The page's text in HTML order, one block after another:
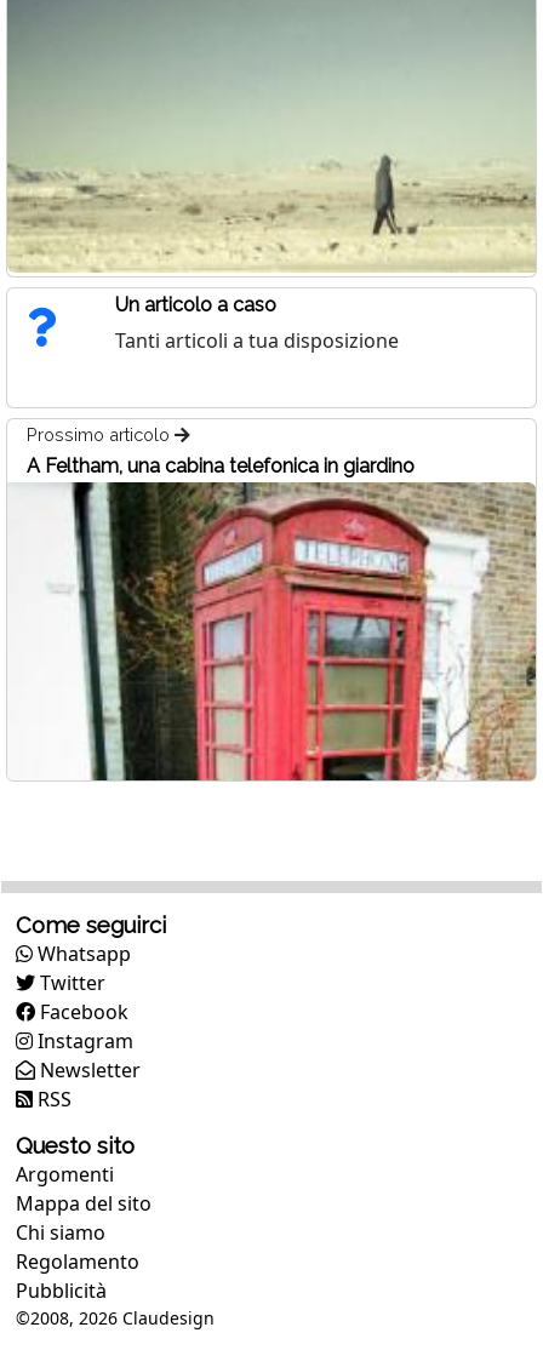
Un articolo a caso
Tanti articoli a tua disposizione
Prossimo articolo
A Feltham, una cabina telefonica in giardino
Come seguirci
Whatsapp
Twitter
Facebook
Instagram
Newsletter
RSS
Questo sito
Argomenti
Mappa del sito
Chi siamo
Regolamento
Pubblicità
©2008, 2026 Claudesign